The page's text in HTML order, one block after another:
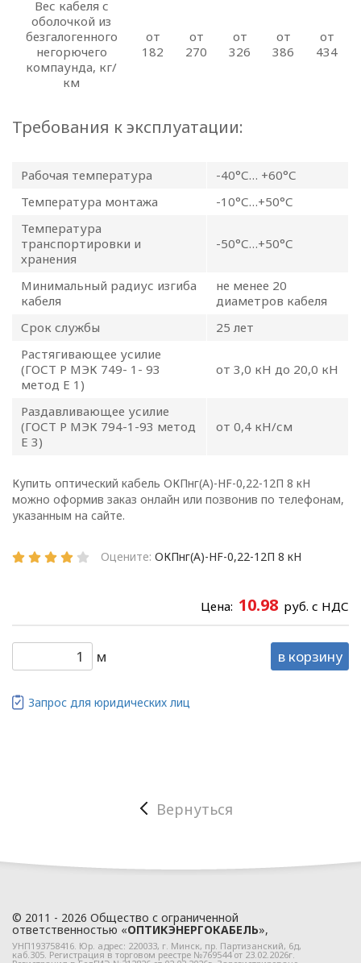
Вес кабеля с
оболочкой из
безгалогенного
негорючего
компаунда, кг/
км
от
182
от
270
от
326
от
386
от
434
Требования к эксплуатации:
Рабочая температура
-40°С… +60°С
Температура монтажа
-10°С…+50°С
Температура
транспортировки и
хранения
-50°С…+50°С
Минимальный радиус изгиба
кабеля
не менее 20
диаметров кабеля
Срок службы
25 лет
Растягивающее усилие
(ГОСТ Р МЭК 749- 1- 93
метод Е 1)
от 3,0 кН до 20,0 кН
Раздавливающее усилие
(ГОСТ Р МЭК 794-1-93 метод
Е 3)
от 0,4 кН/см
Купить оптический кабель ОКПнг(A)-HF-0,22-12П 8 кН
можно оформив заказ онлайн или позвонив по телефонам,
указанным на сайте.
Оцените: ОКПнг(A)-HF-0,22-12П 8 кН
Цена: 10.98 руб. с НДС
м в корзину
Запрос для юридических лиц
Вернуться
© 2011 - 2026 Общество с ограниченной
ответственностью «ОПТИКЭНЕРГОКАБЕЛЬ»,
УНП193758416. Юр. адрес: 220033, г. Минск, пр. Партизанский, 6д,
каб.305. Регистрация в торговом реестре №769544 от 23.02.2026г.
Общие
положения
отношении обработки
в ООО
«ОПТИКЭНЕРГОКАБЕЛЬ»
(далее – Политика)
определяет
цели, принципы, способы,
персональных данных,
требования к защите
персональных данных,
в
ООО «ОПТИКЭНЕРГОКАБЕЛЬ».
1.2. Политика в
отношении персональных
законодательства
Республики Беларусь,
регулирующего
персональных данных.
акты по вопросам
защиты персональных
данных разрабатываются
отношении персональных
регулирование
в сфере
обработки